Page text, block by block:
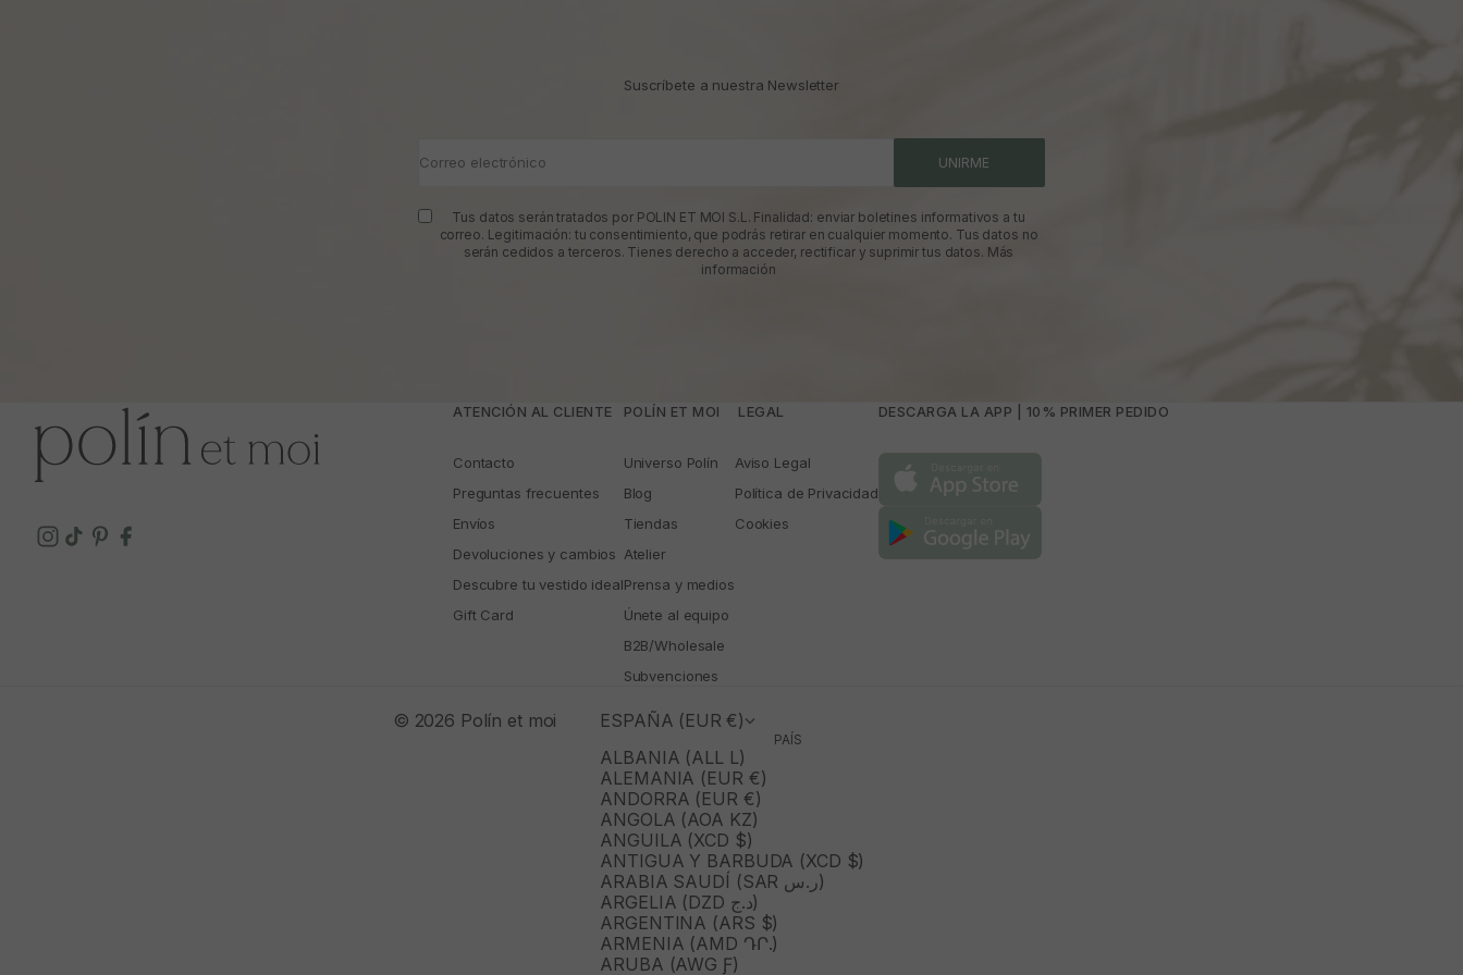
Suscríbete a nuestra Newsletter
Correo electrónico UNIRME
Tus datos serán tratados por POLIN ET MOI S.L. Finalidad: enviar boletines informativos a tu
correo. Legitimación: tu consentimiento, que podrás retirar en cualquier momento. Tus datos no
serán cedidos a terceros. Tienes derecho a acceder, rectificar y suprimir tus datos. Más
información
ATENCIÓN AL CLIENTE
Contacto
Preguntas frecuentes
Envíos
Devoluciones y cambios
Descubre tu vestido ideal
Gift Card
POLÍN ET MOI
Universo Polín
Blog
Tiendas
Atelier
Prensa y medios
Únete al equipo
B2B/Wholesale
Subvenciones
­ LEGAL
Aviso Legal
Política de Privacidad
Cookies
DESCARGA LA APP | 10% PRIMER PEDIDO
ESPAÑA (EUR €)
PAÍS
ALBANIA (ALL L)
ALEMANIA (EUR €)
ANDORRA (EUR €)
ANGOLA (AOA KZ)
ANGUILA (XCD $)
ANTIGUA Y BARBUDA (XCD $)
ARABIA SAUDÍ (SAR ر.س)
ARGELIA (DZD د.ج)
ARGENTINA (ARS $)
ARMENIA (AMD ԴՐ.)
ARUBA (AWG Ƒ)
© 2026 Polín et moi